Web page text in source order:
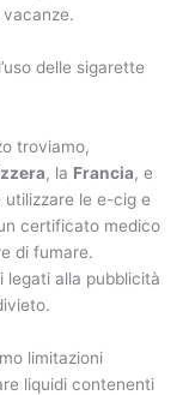
delle sigarette
troviamo,
, la Francia, e
utilizzare le e-cig e
certificato medico
di fumare.
legati alla pubblicità
limitazioni
liquidi contenenti